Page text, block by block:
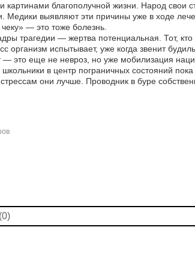
картинами благополучной жизни. Народ свои
Медики выявляют эти причины уже в ходе
— это тоже болезнь.
трагедии — жертва потенциальная. Тот,
организм испытывает, уже когда звенит
— это еще не невроз, но уже мобилизация
школьники в центр пограничных состояний
они лучше. Проводник в буре